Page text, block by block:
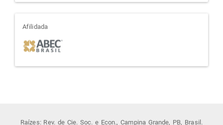
afiliada
Afilidada
Raízes: Rev. de Cie. Soc. e Econ., Campina Grande, PB, Brasil.